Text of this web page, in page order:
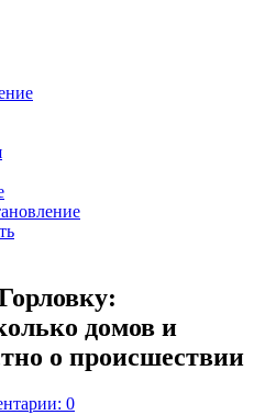
домов и
о происшествии
0